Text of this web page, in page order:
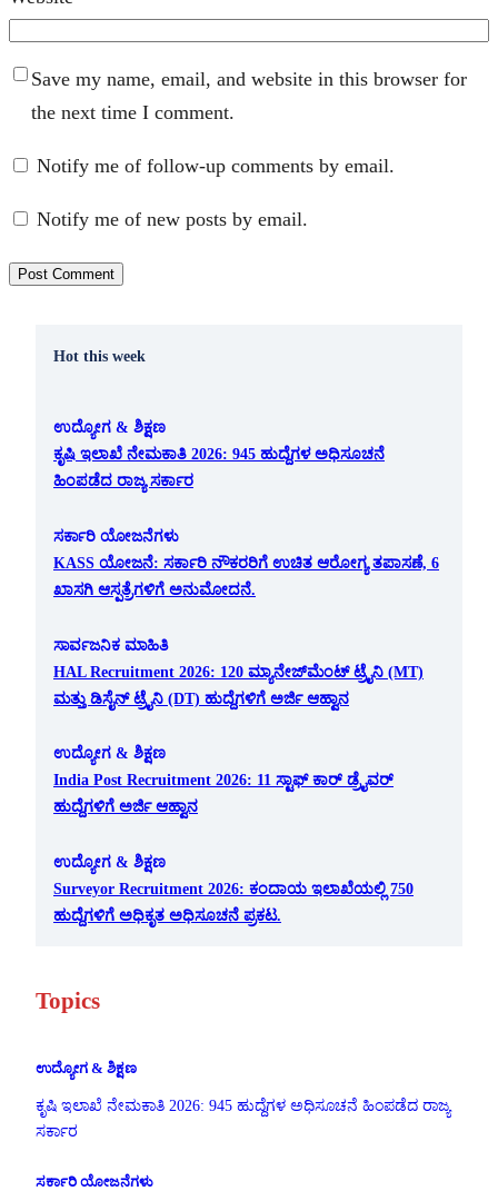
Save my name, email, and website in this browser for
the next time I comment.
Notify me of follow-up comments by email.
Notify me of new posts by email.
Hot this week
ಉದ್ಯೋಗ & ಶಿಕ್ಷಣ
ಕೃಷಿ ಇಲಾಖೆ ನೇಮಕಾತಿ 2026: 945 ಹುದ್ದೆಗಳ ಅಧಿಸೂಚನೆ
ಹಿಂಪಡೆದ ರಾಜ್ಯ ಸರ್ಕಾರ
ಸರ್ಕಾರಿ ಯೋಜನೆಗಳು
KASS ಯೋಜನೆ: ಸರ್ಕಾರಿ ನೌಕರರಿಗೆ ಉಚಿತ ಆರೋಗ್ಯ ತಪಾಸಣೆ, 6
ಖಾಸಗಿ ಆಸ್ಪತ್ರೆಗಳಿಗೆ ಅನುಮೋದನೆ.
ಸಾರ್ವಜನಿಕ ಮಾಹಿತಿ
HAL Recruitment 2026: 120 ಮ್ಯಾನೇಜ್‌ಮೆಂಟ್ ಟ್ರೈನಿ (MT)
ಮತ್ತು ಡಿಸೈನ್ ಟ್ರೈನಿ (DT) ಹುದ್ದೆಗಳಿಗೆ ಅರ್ಜಿ ಆಹ್ವಾನ
ಉದ್ಯೋಗ & ಶಿಕ್ಷಣ
India Post Recruitment 2026: 11 ಸ್ಟಾಫ್ ಕಾರ್ ಡ್ರೈವರ್
ಹುದ್ದೆಗಳಿಗೆ ಅರ್ಜಿ ಆಹ್ವಾನ
ಉದ್ಯೋಗ & ಶಿಕ್ಷಣ
Surveyor Recruitment 2026: ಕಂದಾಯ ಇಲಾಖೆಯಲ್ಲಿ 750
ಹುದ್ದೆಗಳಿಗೆ ಅಧಿಕೃತ ಅಧಿಸೂಚನೆ ಪ್ರಕಟ.
Topics
ಉದ್ಯೋಗ & ಶಿಕ್ಷಣ
ಕೃಷಿ ಇಲಾಖೆ ನೇಮಕಾತಿ 2026: 945 ಹುದ್ದೆಗಳ ಅಧಿಸೂಚನೆ ಹಿಂಪಡೆದ ರಾಜ್ಯ
ಸರ್ಕಾರ
ಸರ್ಕಾರಿ ಯೋಜನೆಗಳು